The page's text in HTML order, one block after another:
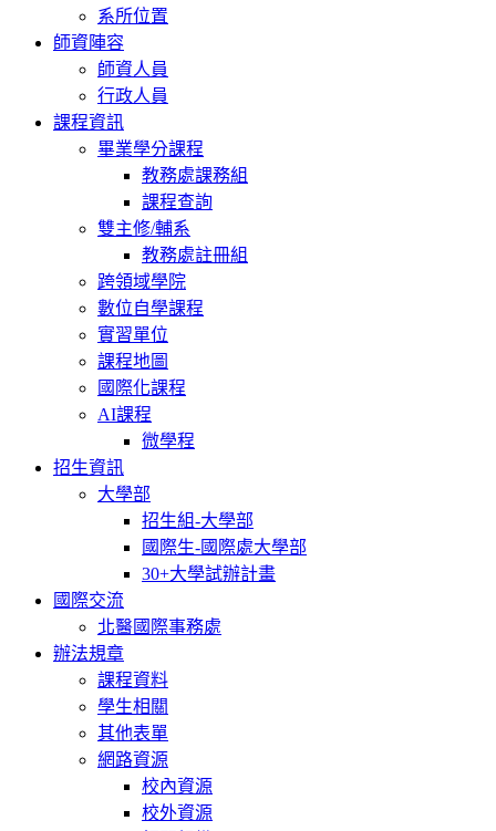
系所位置
師資陣容
師資人員
行政人員
課程資訊
畢業學分課程
教務處課務組
課程查詢
雙主修/輔系
教務處註冊組
跨領域學院
數位自學課程
實習單位
課程地圖
國際化課程
AI課程
微學程
招生資訊
大學部
招生組-大學部
國際生-國際處大學部
30+大學試辦計畫
國際交流
北醫國際事務處
辦法規章
課程資料
學生相關
其他表單
網路資源
校內資源
校外資源